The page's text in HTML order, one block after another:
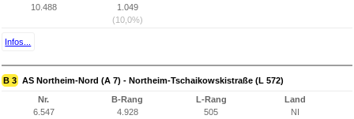
10.488
1.049
(10,0%)
Infos...
B 3 AS Northeim-Nord (A 7) - Northeim-Tschaikowskistraße (L 572)
Nr.
6.547
B-Rang
4.928
L-Rang
505
Land
NI